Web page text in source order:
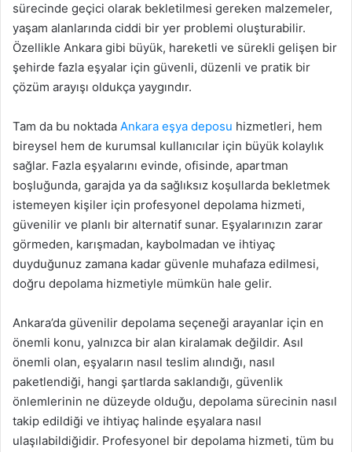
sürecinde geçici olarak bekletilmesi gereken malzemeler,
yaşam alanlarında ciddi bir yer problemi oluşturabilir.
Özellikle Ankara gibi büyük, hareketli ve sürekli gelişen bir
şehirde fazla eşyalar için güvenli, düzenli ve pratik bir
çözüm arayışı oldukça yaygındır.
Tam da bu noktada Ankara eşya deposu hizmetleri, hem
bireysel hem de kurumsal kullanıcılar için büyük kolaylık
sağlar. Fazla eşyalarını evinde, ofisinde, apartman
boşluğunda, garajda ya da sağlıksız koşullarda bekletmek
istemeyen kişiler için profesyonel depolama hizmeti,
güvenilir ve planlı bir alternatif sunar. Eşyalarınızın zarar
görmeden, karışmadan, kaybolmadan ve ihtiyaç
duyduğunuz zamana kadar güvenle muhafaza edilmesi,
doğru depolama hizmetiyle mümkün hale gelir.
Ankara’da güvenilir depolama seçeneği arayanlar için en
önemli konu, yalnızca bir alan kiralamak değildir. Asıl
önemli olan, eşyaların nasıl teslim alındığı, nasıl
paketlendiği, hangi şartlarda saklandığı, güvenlik
önlemlerinin ne düzeyde olduğu, depolama sürecinin nasıl
takip edildiği ve ihtiyaç halinde eşyalara nasıl
ulaşılabildiğidir. Profesyonel bir depolama hizmeti, tüm bu